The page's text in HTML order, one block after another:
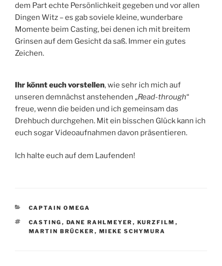
dem Part echte Persönlichkeit gegeben und vor allen
Dingen Witz – es gab soviele kleine, wunderbare
Momente beim Casting, bei denen ich mit breitem
Grinsen auf dem Gesicht da saß. Immer ein gutes
Zeichen.
Ihr könnt euch vorstellen, wie sehr ich mich auf
unseren demnächst anstehenden „Read-through“
freue, wenn die beiden und ich gemeinsam das
Drehbuch durchgehen. Mit ein bisschen Glück kann ich
euch sogar Videoaufnahmen davon präsentieren.
Ich halte euch auf dem Laufenden!
KATEGORIEN
CAPTAIN OMEGA
SCHLAGWÖRTER
CASTING , DANE RAHLMEYER , KURZFILM ,
MARTIN BRÜCKER , MIEKE SCHYMURA